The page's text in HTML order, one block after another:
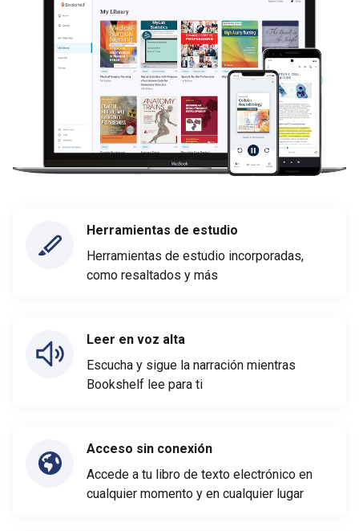
Herramientas de estudio
Herramientas de estudio incorporadas,
como resaltados y más
Leer en voz alta
Escucha y sigue la narración mientras
Bookshelf lee para ti
Acceso sin conexión
Accede a tu libro de texto electrónico en
cualquier momento y en cualquier lugar